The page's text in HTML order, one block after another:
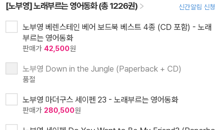
[노부영] 노래부르는 영어동화 (총 1226권) 신간알림 신청
노부영 베렌스테인 베어 보드북 베스트 4종 (CD 포함) - 노래
부르는 영어동화
판매가 42,500원
노부영 Down in the Jungle (Paperback + CD)
품절
노부영 마더구스 세이펜 23 - 노래부르는 영어동화
판매가 280,500원